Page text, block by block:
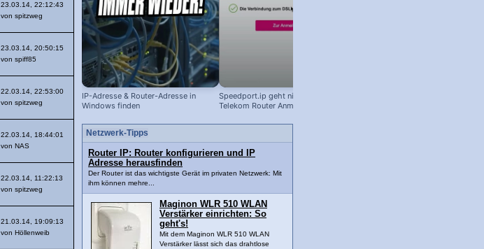
23.03.14, 22:12:43
von spitzweg
23.03.14, 20:50:15
von spiff85
22.03.14, 22:53:00
von spitzweg
22.03.14, 18:44:01
von NAS
22.03.14, 11:22:13
von spitzweg
21.03.14, 19:09:13
von Höllenweib
IP-Adresse & Router-Adresse in
Windows finden
Speedport.ip geht nicht: Hilfe bei der
Telekom Router Anmeldung
Netzwerk-Tipps
Router IP: Router konfigurieren und IP
Adresse herausfinden
Der Router ist das wichtigste Gerät im privaten Netzwerk: Mit
ihm können mehre...
Maginon WLR 510 WLAN
Verstärker einrichten: So
geht's!
Mit dem Maginon WLR 510 WLAN
Verstärker lässt sich das drahtlose